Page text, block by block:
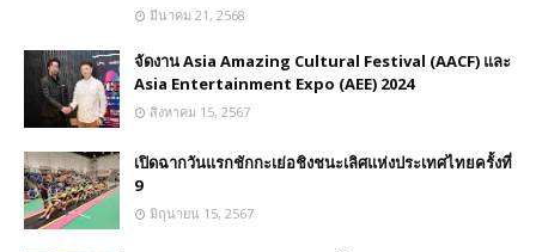
มีนาคม 21, 2568
จัดงาน Asia Amazing Cultural Festival (AACF) และ
Asia Entertainment Expo (AEE) 2024
สิงหาคม 15, 2567
เปิดฉากวันแรกชักกะเย่อชิงชนะเลิศแห่งประเทศไทยครั้งที่
9
มิถุนายน 15, 2567